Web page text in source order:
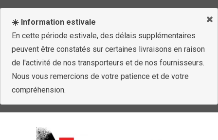
☀️ Information estivale
En cette période estivale, des délais supplémentaires
peuvent être constatés sur certaines livraisons en raison
de l'activité de nos transporteurs et de nos fournisseurs.
Nous vous remercions de votre patience et de votre
compréhension.